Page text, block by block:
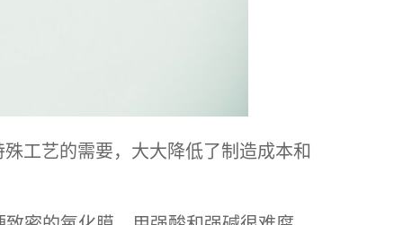
工艺的需要，大大降低了制造成本和